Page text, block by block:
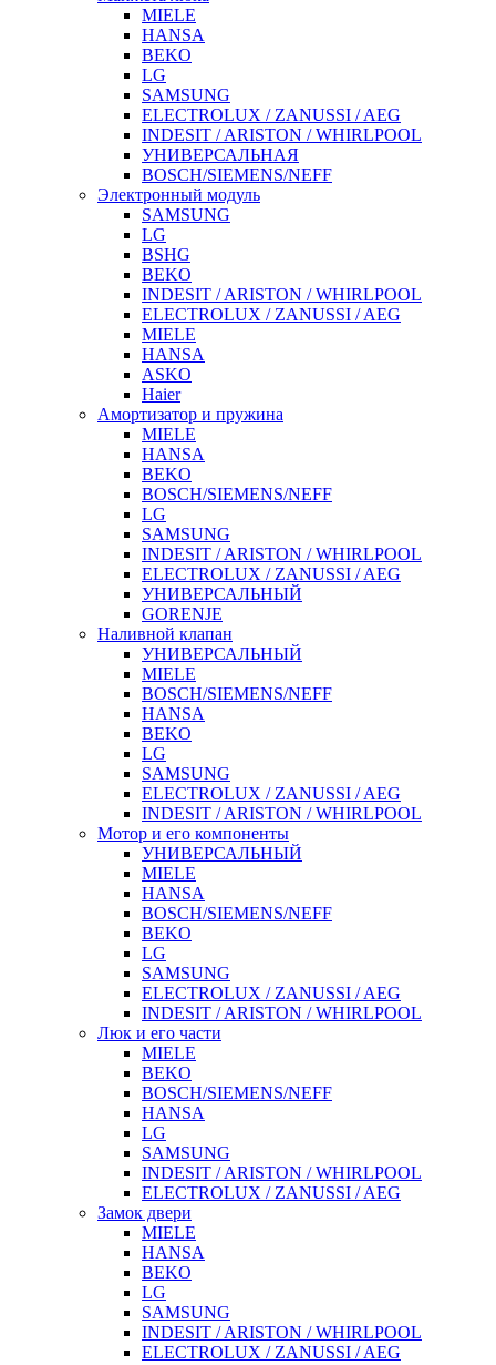
MIELE
HANSA
BEKO
LG
SAMSUNG
ELECTROLUX / ZANUSSI / AEG
INDESIT / ARISTON / WHIRLPOOL
УНИВЕРСАЛЬНАЯ
BOSCH/SIEMENS/NEFF
Электронный модуль
SAMSUNG
LG
BSHG
BEKO
INDESIT / ARISTON / WHIRLPOOL
ELECTROLUX / ZANUSSI / AEG
MIELE
HANSA
ASKO
Haier
Амортизатор и пружина
MIELE
HANSA
BEKO
BOSCH/SIEMENS/NEFF
LG
SAMSUNG
INDESIT / ARISTON / WHIRLPOOL
ELECTROLUX / ZANUSSI / AEG
УНИВЕРСАЛЬНЫЙ
GORENJE
Наливной клапан
УНИВЕРСАЛЬНЫЙ
MIELE
BOSCH/SIEMENS/NEFF
HANSA
BEKO
LG
SAMSUNG
ELECTROLUX / ZANUSSI / AEG
INDESIT / ARISTON / WHIRLPOOL
Мотор и его компоненты
УНИВЕРСАЛЬНЫЙ
MIELE
HANSA
BOSCH/SIEMENS/NEFF
BEKO
LG
SAMSUNG
ELECTROLUX / ZANUSSI / AEG
INDESIT / ARISTON / WHIRLPOOL
Люк и его части
MIELE
BEKO
BOSCH/SIEMENS/NEFF
HANSA
LG
SAMSUNG
INDESIT / ARISTON / WHIRLPOOL
ELECTROLUX / ZANUSSI / AEG
Замок двери
MIELE
HANSA
BEKO
LG
SAMSUNG
INDESIT / ARISTON / WHIRLPOOL
ELECTROLUX / ZANUSSI / AEG